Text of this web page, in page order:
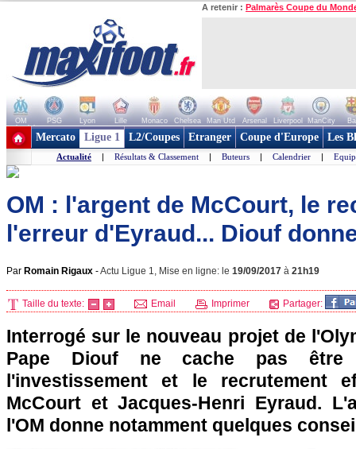
A retenir : Palmarès Coupe du
OM PSG Lyon Lille Monaco Chelsea Man Utd Arsenal Liverpool ManCity
+ de clubs
Mercato Ligue 1 L2/Coupes Etranger Coupe d'Europe Les
Actualité | Résultats & Classement | Buteurs | Calendrier |
OM : l'argent de McCourt, le
l'erreur d'Eyraud... Diouf
Par Romain Rigaux -Actu Ligue 1, Mise en ligne: le 19/09/2017 à 21h19
Taille du texte: Email Imprimer Partager:
Interrogé sur le nouveau projet de
Pape Diouf ne cache pas être
l'investissement et le recrutement
McCourt et Jacques-Henri Eyraud.
l'OM donne notamment quelques